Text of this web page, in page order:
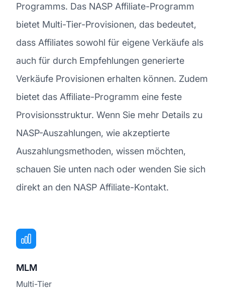
Programms. Das NASP Affiliate-Programm
bietet Multi-Tier-Provisionen, das bedeutet,
dass Affiliates sowohl für eigene Verkäufe als
auch für durch Empfehlungen generierte
Verkäufe Provisionen erhalten können. Zudem
bietet das Affiliate-Programm eine feste
Provisionsstruktur. Wenn Sie mehr Details zu
NASP-Auszahlungen, wie akzeptierte
Auszahlungsmethoden, wissen möchten,
schauen Sie unten nach oder wenden Sie sich
direkt an den NASP Affiliate-Kontakt.
MLM
Multi-Tier